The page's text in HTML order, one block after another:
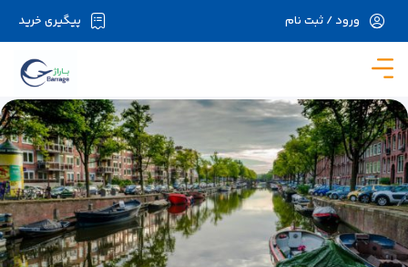
در حال حاضر ارتباط با سرور قطع می باشد لطفا
پیگیری خرید ورود / ثبت نام